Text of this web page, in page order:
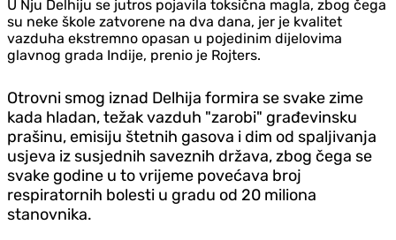
U Nju Delhiju se jutros pojavila toksična magla, zbog čega
su neke škole zatvorene na dva dana, jer je kvalitet
vazduha ekstremno opasan u pojedinim dijelovima
glavnog grada Indije, prenio je Rojters.
Otrovni smog iznad Delhija formira se svake zime
kada hladan, težak vazduh "zarobi" građevinsku
prašinu, emisiju štetnih gasova i dim od spaljivanja
usjeva iz susjednih saveznih država, zbog čega se
svake godine u to vrijeme povećava broj
respiratornih bolesti u gradu od 20 miliona
stanovnika.